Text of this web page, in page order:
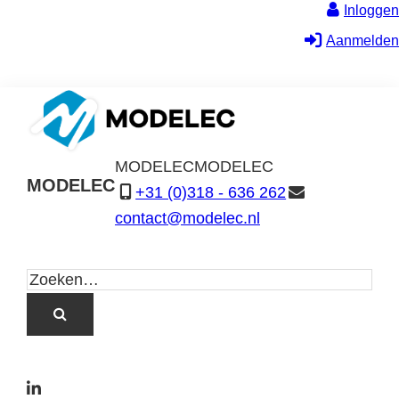
Inloggen
Aanmelden
MODELEC
MODELECMODELEC
+31 (0)318 - 636 262
contact@modelec.nl
L